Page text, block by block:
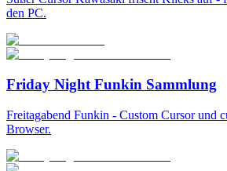
den PC.
Friday Night Funkin Sammlung
Freitagabend Funkin - Custom Cursor und
Browser.